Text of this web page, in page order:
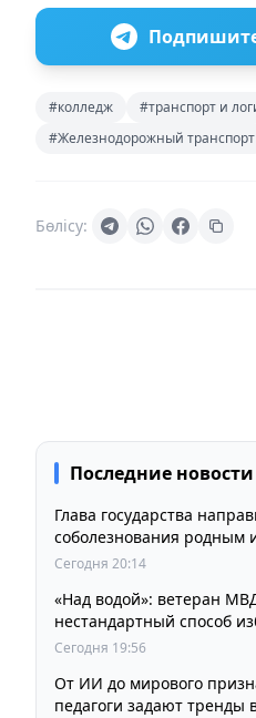
#колледж
#транспорт и
#Железнодорожный транспорт
Бөлісу:
Последние новости
Глава государства
соболезнования родным
кинорежиссера Ардака
Сегодня 20:14
«Над водой»: ветеран
нестандартный способ
пробок и смога
Сегодня 19:56
От ИИ до мирового
педагоги задают тренды